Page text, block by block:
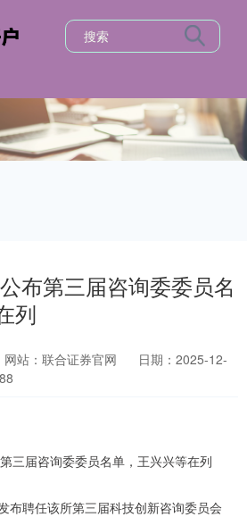
布第三届咨询委委员名
列
网站：联合证券官网
日期：2025-12-
聘任该所第三届科技创新咨询委员会